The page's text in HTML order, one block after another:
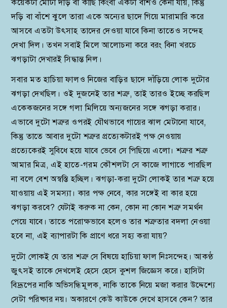
কয়েকটা মোটা দড়ি বা কাছি কিংবা একটা বাঁশও কেনা যায়, কিন্তু
দড়ি বা বাঁশে ঝুলে তারা একে অন্যের ছাদে গিয়ে মারামারি করে
আসবে এতটা উৎসাহ তাদের দেওয়া যাবে কিনা তাতেও সন্দেহ
দেখা দিল। তখন সবাই মিলে আলোচনা করে বরং বিনা খরচে
ঝগড়াটা দেখারই সিদ্ধান্ত নিল।
সবার মত হাচিয়া ফালও নিজের বাড়ির ছাদে দাঁড়িয়ে লোক দুটোর
ঝগড়া দেখছিল। ওই দুজনেই তার শত্রু, তাই তারও ইচ্ছে করছিল
একেকজনের সঙ্গে গলা মিলিয়ে অন্যজনের সঙ্গে ঝগড়া করার।
এভাবে দুটো শত্রুর ওপরই যৌথভাবে গায়ের ঝাল মেটানো যাবে,
কিন্তু তাতে আবার দুটো শত্রুর প্রত্যেকটারই পক্ষ নেওয়ায়
প্রত্যেকেরই সুবিধে হয়ে যাবে ভেবে সে পিছিয়ে এলো। শত্রুর শত্রু
আমার মিত্র, এই হাতে-গরম কৌশলটা সে কাজে লাগাতে পারছিল
না বলে বেশ অস্বস্তি হচ্ছিল। ঝগড়া-করা দুটো লোকই তার শত্রু হয়ে
যাওয়ায় এই সমস্যা। কার পক্ষ নেবে, কার সঙ্গেই বা কার হয়ে
ঝগড়া করবে? যেটাই করুক না কেন, কোন না কোন শত্রু সমর্থন
পেয়ে যাবে। তাতে পরোক্ষভাবে হলেও তার শত্রুতার বদলা নেওয়া
হবে না, এই ব্যাপারটা কি প্রাণে ধরে সহ্য করা যায়?
দুটো লোকই যে তার শত্রু সে বিষয়ে হাচিয়া ফাল নিঃসন্দেহ। আকণ্ঠ
জুৎসই তাকে দেখলেই হেসে হেসে কুশল জিজ্ঞেস করে। হাসিটা
বিদ্রূপের নাকি অভিসন্ধিমূলক, নাকি তাকে নিয়ে মজা করার উদ্দেশ্যে
সেটা পরিষ্কার নয়। অকারণে কেউ কাউকে দেখে হাসবে কেন? তার